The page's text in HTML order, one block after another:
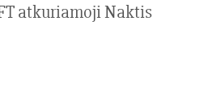
atkuriamoji Naktis